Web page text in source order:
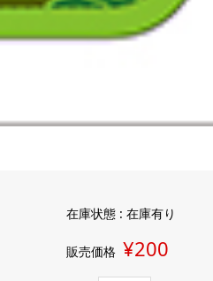
在庫状態 : 在庫有り
販売価格 ¥200